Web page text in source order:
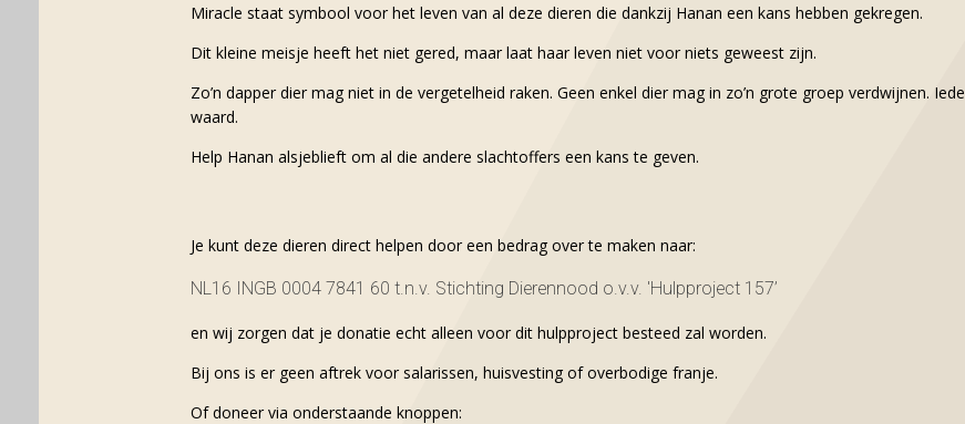
Miracle staat symbool voor het leven van al deze dieren die dankzij Hanan een kans hebben gekregen.
Dit kleine meisje heeft het niet gered, maar laat haar leven niet voor niets geweest zijn.
Zo’n dapper dier mag niet in de vergetelheid raken. Geen enkel dier mag in zo’n grote groep verdwijnen.
waard.
Help Hanan alsjeblieft om al die andere slachtoffers een kans te geven.
Je kunt deze dieren direct helpen door een bedrag over te maken naar:
NL16 INGB 0004 7841 60 t.n.v. Stichting Dierennood o.v.v. 'Hulpproject 157’
en wij zorgen dat je donatie echt alleen voor dit hulpproject besteed zal worden.
Bij ons is er geen aftrek voor salarissen, huisvesting of overbodige franje.
Of doneer via onderstaande knoppen: